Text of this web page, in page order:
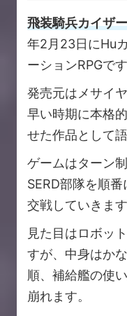
飛装騎兵カイザ
年2月23日にHu
ーションRPGです
発売元はメサイ
早い時期に本格
せた作品として
ゲームはターン
SERD部隊を順
交戦していきます
見た目はロボッ
すが、中身はか
順、補給艦の使
崩れます。